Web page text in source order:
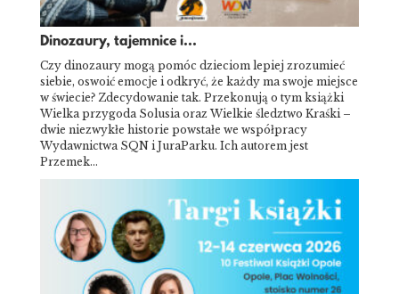
Dinozaury, tajemnice i...
Czy dinozaury mogą pomóc dzieciom lepiej zrozumieć
siebie, oswoić emocje i odkryć, że każdy ma swoje miejsce
w świecie? Zdecydowanie tak. Przekonują o tym książki
Wielka przygoda Solusia oraz Wielkie śledztwo Kraśki –
dwie niezwykłe historie powstałe we współpracy
Wydawnictwa SQN i JuraParku. Ich autorem jest
Przemek…